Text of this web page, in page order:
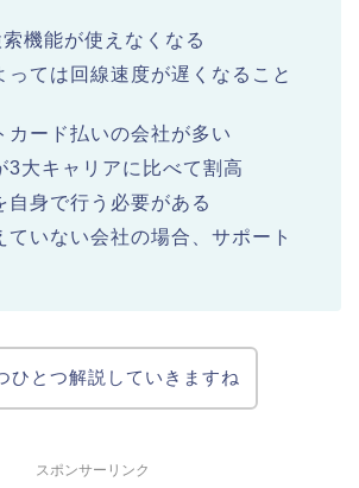
機能が使えなくなる
っては回線速度が遅くなること
カード払いの会社が多い
3大キャリアに比べて割高
自身で行う必要がある
ていない会社の場合、サポート
ひとつ解説していきますね
スポンサーリンク